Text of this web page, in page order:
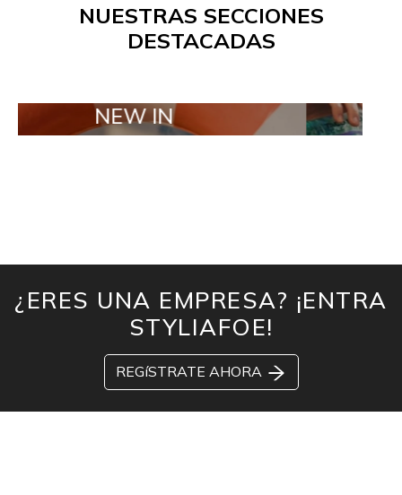
NUESTRAS SECCIONES
DESTACADAS
NEW IN TAILOR
¿ERES UNA EMPRESA? ¡ENTRA
STYLIAFOE!
REGíSTRATE AHORA